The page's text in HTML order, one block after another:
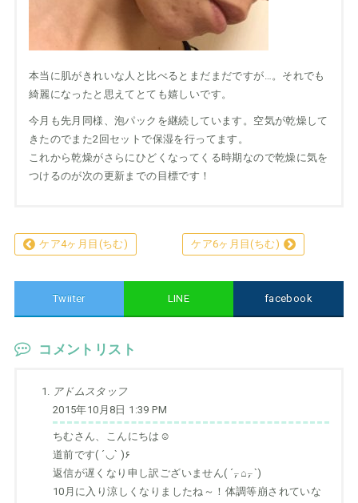
本当に肌がきれいな人と比べるとまだまだですが…。それでも
綺麗になったと思えてとても嬉しいです。
今月も先月同様、泡パックを継続しています。空気が乾燥して
きたのでまた2回セットで保湿を行ってます。
これから乾燥がさらにひどくなってくる時期なので乾燥に気を
つけるのが次の更新までの目標です！
ケア4ヶ月目(ちむ) ケア6ヶ月目(ちむ)
Twiiter LINE facebook
コメントリスト
アドムスタッフ
2015年10月8日 1:39 PM
ちむさん、こんにちは☺
道前です( ´◡` )۶
返信が遅くなり申し訳ございません( ´⍪⌂⍪`)
10月に入り涼しくなりましたね～！体調等崩されていな